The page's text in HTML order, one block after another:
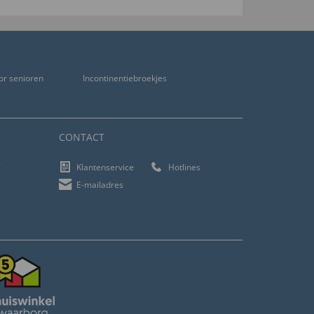
senioren
Incontinentiebroekjes
CONTACT
Klantenservice
Hotlines
E-mailadres